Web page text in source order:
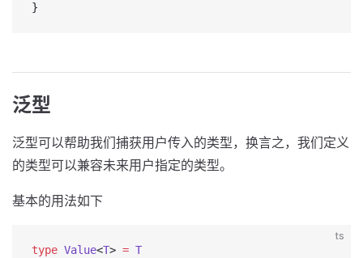
}
泛型
泛型可以帮助我们捕获用户传入的类型，换言之，我们定义
的类型可以兼容未来用户指定的类型。
基本的用法如下
ts
type Value<T> = T